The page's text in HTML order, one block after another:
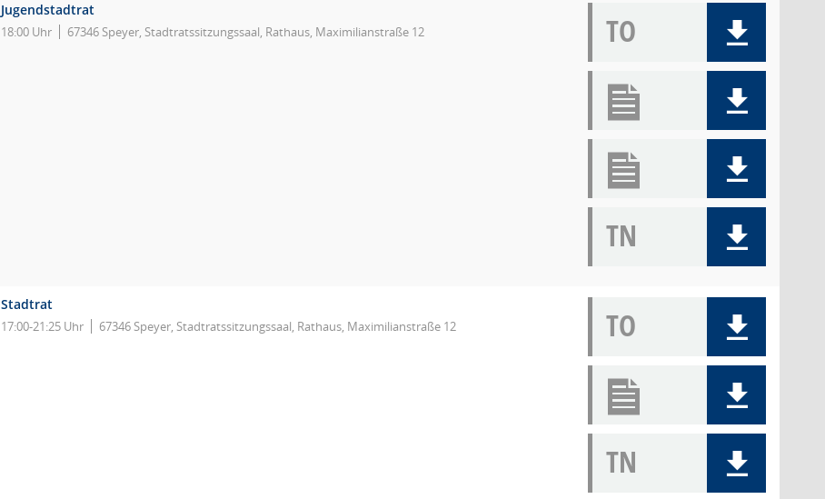
Jugendstadtrat
18:00 Uhr 67346 Speyer, Stadtratssitzungssaal, Rathaus, Maximilianstraße 12 TO
TN
Stadtrat
17:00-21:25 Uhr 67346 Speyer, Stadtratssitzungssaal, Rathaus, Maximilianstraße 12 TO
TN